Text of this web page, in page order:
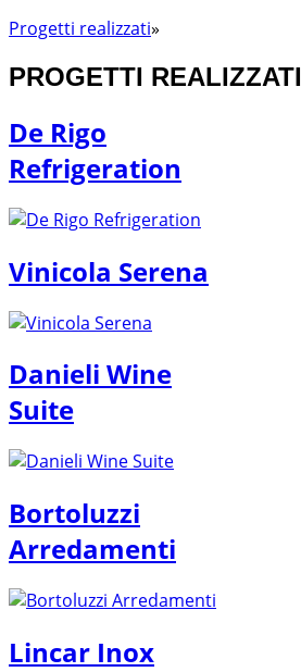
Progetti realizzati»
PROGETTI REALIZZATI
De Rigo
Refrigeration
Vinicola Serena
Danieli Wine
Suite
Bortoluzzi
Arredamenti
Lincar Inox